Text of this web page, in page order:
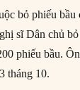
bỏ phiếu
sĩ Dân chủ
phiếu bầu.
tháng 10.